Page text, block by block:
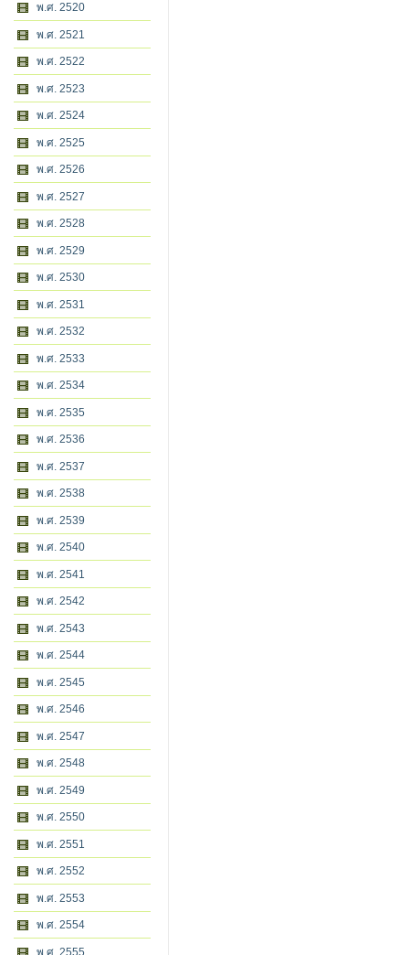
พ.ศ. 2520
พ.ศ. 2521
พ.ศ. 2522
พ.ศ. 2523
พ.ศ. 2524
พ.ศ. 2525
พ.ศ. 2526
พ.ศ. 2527
พ.ศ. 2528
พ.ศ. 2529
พ.ศ. 2530
พ.ศ. 2531
พ.ศ. 2532
พ.ศ. 2533
พ.ศ. 2534
พ.ศ. 2535
พ.ศ. 2536
พ.ศ. 2537
พ.ศ. 2538
พ.ศ. 2539
พ.ศ. 2540
พ.ศ. 2541
พ.ศ. 2542
พ.ศ. 2543
พ.ศ. 2544
พ.ศ. 2545
พ.ศ. 2546
พ.ศ. 2547
พ.ศ. 2548
พ.ศ. 2549
พ.ศ. 2550
พ.ศ. 2551
พ.ศ. 2552
พ.ศ. 2553
พ.ศ. 2554
พ.ศ. 2555